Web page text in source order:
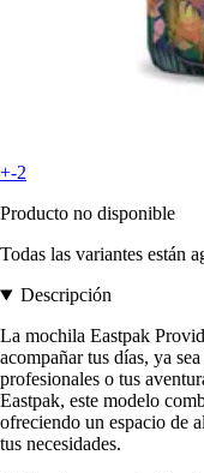
+-2
Producto no disponible
Todas las variantes están
Descripción
La mochila Eastpak
acompañar tus días, ya
profesionales o tus
Eastpak, este modelo
ofreciendo un espacio de
tus necesidades.